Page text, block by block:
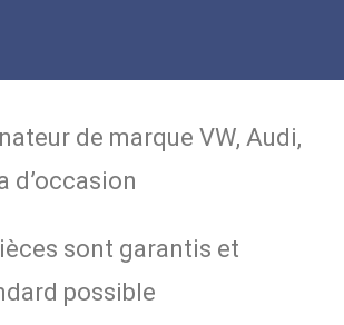
de marque VW, Audi,
d’occasion
sont garantis et
possible